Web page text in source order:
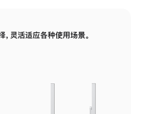
，灵活适应各种使用场景。